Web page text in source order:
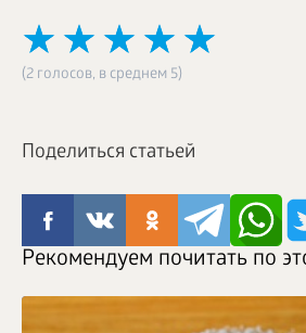
(2 голосов, в среднем 5)
Поделиться статьей
Рекомендуем почитать по